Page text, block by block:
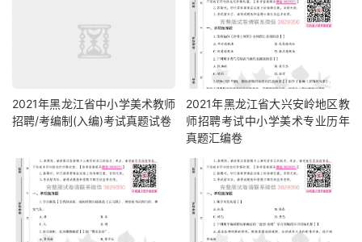
2021年黑龙江省中小学美术教师
招聘/考编制(入编)考试真题试卷
2021年黑龙江省大兴安岭地区教
师招聘考试中小学美术专业历年
真题汇编卷